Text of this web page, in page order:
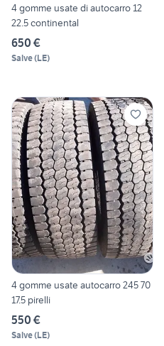
4 gomme usate di autocarro 12
22.5 continental
650 €
Salve(LE)
4 gomme usate autocarro 245 70
17.5 pirelli
550 €
Salve(LE)